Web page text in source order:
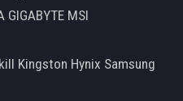
GIGABYTE MSI
Kingston Hynix Samsung